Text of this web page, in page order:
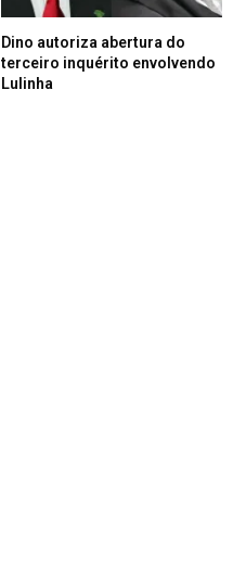
Dino autoriza abertura do
terceiro inquérito envolvendo
Lulinha